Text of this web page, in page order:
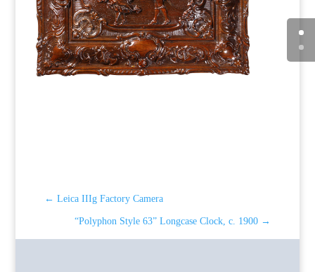
← Leica IIIg Factory Camera
“Polyphon Style 63” Longcase Clock, c. 1900 →